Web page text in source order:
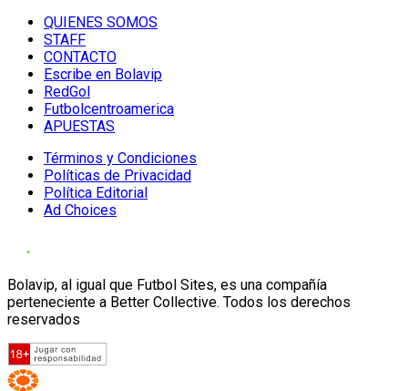
QUIENES SOMOS
STAFF
CONTACTO
Escribe en Bolavip
RedGol
Futbolcentroamerica
APUESTAS
Términos y Condiciones
Políticas de Privacidad
Política Editorial
Ad Choices
Bolavip, al igual que Futbol Sites, es una compañía
perteneciente a Better Collective. Todos los derechos
reservados